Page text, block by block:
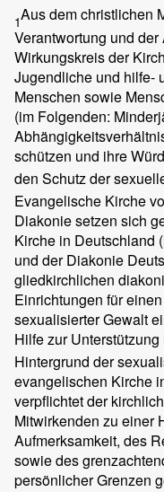
1Aus dem christlichen
Verantwortung und
Wirkungskreis der
Jugendliche und hilfe-
Menschen sowie
(im Folgenden:
schützen und ihre
den Schutz der
Evangelische Kirche
Diakonie setzen sich
Kirche in Deutschland
und der Diakonie
gliedkirchlichen
Einrichtungen für
sexualisierter Gewalt
Hilfe zur
Hintergrund der
evangelischen Kirche
verpflichtet der
Mitwirkenden zu einer
Aufmerksamkeit, des
sowie des
persönlicher Grenzen